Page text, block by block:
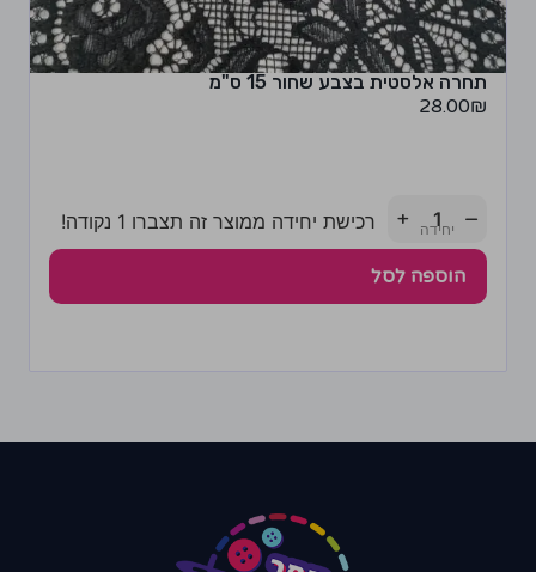
תחרה אלסטית בצבע שחור 15 ס"מ
28.00₪
−
+ רכישת יחידה ממוצר זה תצברו 1 נקודה!
הוספה לסל